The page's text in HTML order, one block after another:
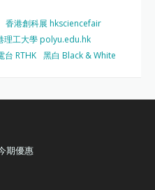
香港創科展 hksciencefair
理工大學 polyu.edu.hk
台 RTHK 黑白 Black & White
期優惠